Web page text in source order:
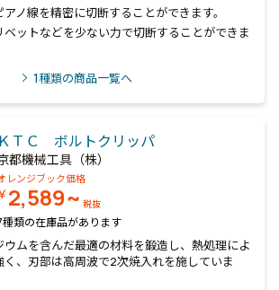
ノ線を精密に切断することができます。
ベットなどを少ない力で切断することができま
1種類の商品一覧へ
ＫＴＣ ボルトクリッパ
都機械工具（株）
レンジブック価格
2,589~ 税抜
種類の在庫品があります
ウムを含んだ最適の材料を鍛造し、熱処理によ
く、刃部は高周波で2次焼入れを施していま